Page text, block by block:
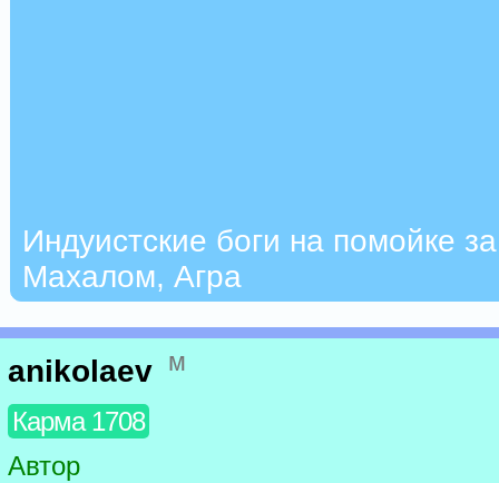
Индуистские боги на помойке
Махалом, Агра
anikolaev м
Карма 1708
Автор